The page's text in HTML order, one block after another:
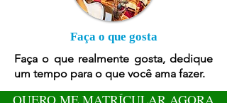
Faça o que gosta
Faça o que realmente gosta, dedique
um tempo para o que você ama fazer.
QUERO ME MATRÍCULAR AGORA